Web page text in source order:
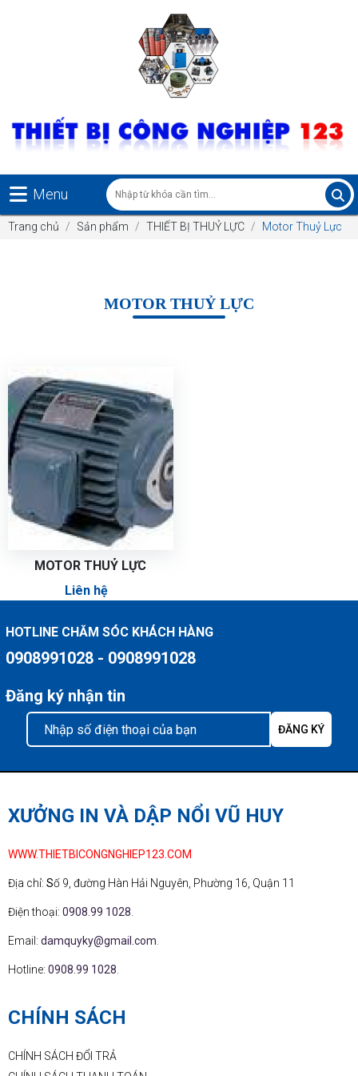
Menu
Trang chủ Sản phẩm THIẾT BỊ THUỶ LỰC Motor Thuỷ Lực
MOTOR THUỶ LỰC
MOTOR THUỶ LỰC
Liên hệ
HOTLINE CHĂM SÓC KHÁCH HÀNG
0908991028 - 0908991028
Đăng ký nhận tin
XƯỞNG IN VÀ DẬP NỔI VŨ HUY
WWW.THIETBICONGNGHIEP123.COM
Địa chỉ: Số 9, đường Hàn Hải Nguyên, Phường 16, Quận 11
Điện thoại: 0908.99 1028.
Email: damquyky@gmail.com.
Hotline: 0908.99 1028.
CHÍNH SÁCH
CHÍNH SÁCH ĐỔI TRẢ